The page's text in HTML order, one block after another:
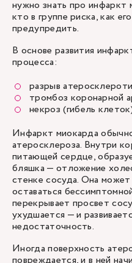
нужно знать про инфаркт
кто в группе риска, как
предупредить.
В основе развития
процесса:
разрыв
тромбоз коронарной
некроз (гибель
Инфаркт миокарда
атеросклероза. Внутри
питающей сердце,
бляшка — отложение
стенке сосуда. Она
оставаться
перекрывает просвет
ухудшается — и
недостаточность.
Иногда поверхность